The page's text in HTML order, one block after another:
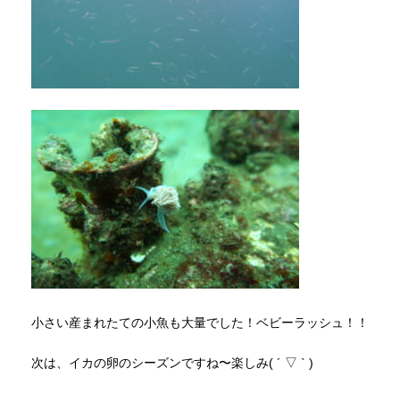
小さい産まれたての小魚も大量でした！ベビーラッシュ！！
次は、イカの卵のシーズンですね〜楽しみ( ´ ▽ ` )